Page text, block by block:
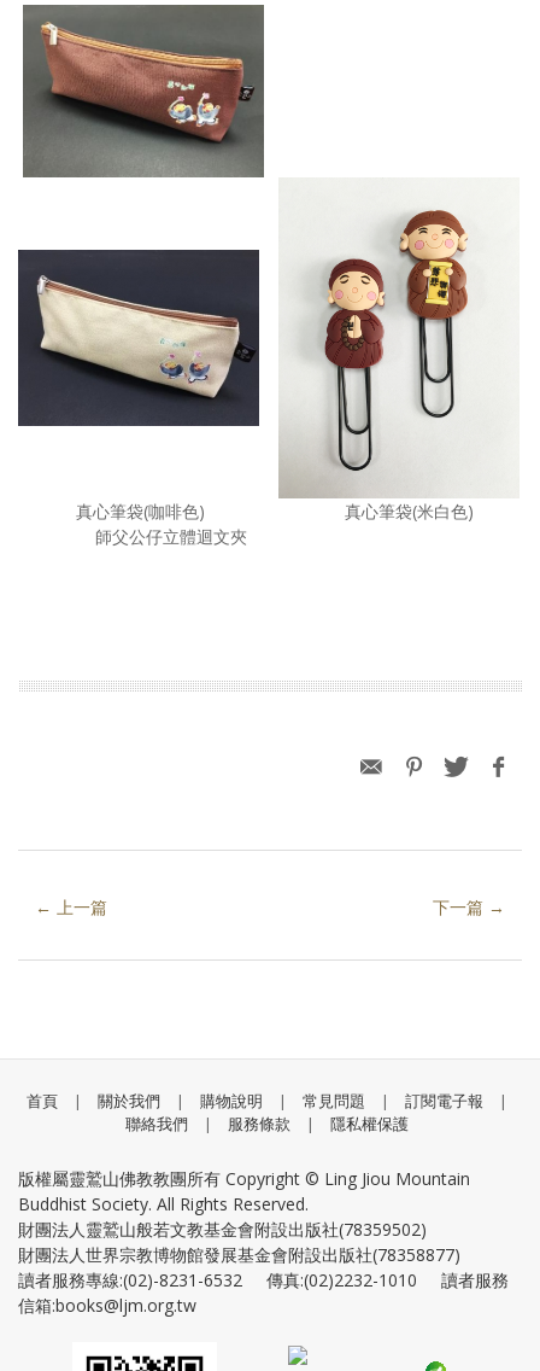
真心筆袋(咖啡色) 真心筆袋(米白色)
師父公仔立體迴文夾
← 上一篇 下一篇 →
首頁 | 關於我們 | 購物說明 | 常見問題 | 訂閱電子報
|
聯絡我們
| 服務條款 | 隱私權保護
版權屬靈鷲山佛教教團所有 Copyright © Ling Jiou Mountain
Buddhist Society. All Rights Reserved.
財團法人靈鷲山般若文教基金會附設出版社(78359502)
財團法人世界宗教博物館發展基金會附設出版社(78358877)
讀者服務專線:(02)-8231-6532 傳真:(02)2232-1010 讀者服務
信箱:books@ljm.org.tw